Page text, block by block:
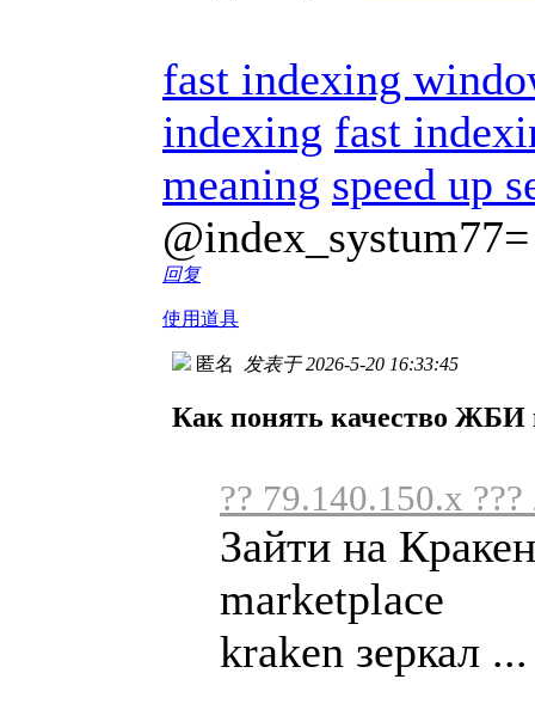
fast indexing
indexing fast
meaning speed up
@index_systum77=
回复
使用道具
匿名 发表于 2026-5-20 16:33:45
Как понять качество ЖБИ
?? 79.140.150.x
Зайти на
marketplace
kraken зеркал ...